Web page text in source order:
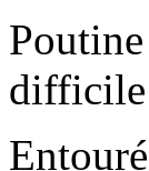
difficile